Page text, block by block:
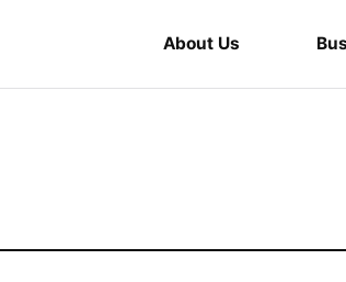
About Us